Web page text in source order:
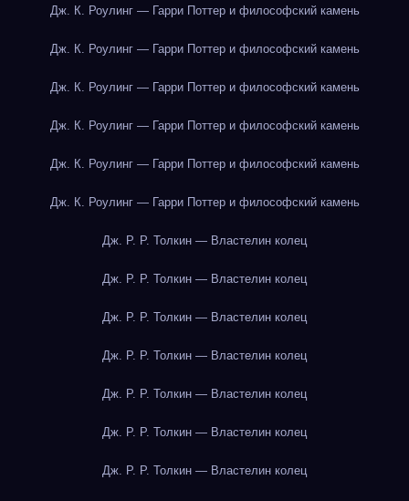
Дж. К. Роулинг — Гарри Поттер и философский камень
Дж. К. Роулинг — Гарри Поттер и философский камень
Дж. К. Роулинг — Гарри Поттер и философский камень
Дж. К. Роулинг — Гарри Поттер и философский камень
Дж. К. Роулинг — Гарри Поттер и философский камень
Дж. К. Роулинг — Гарри Поттер и философский камень
Дж. Р. Р. Толкин — Властелин колец
Дж. Р. Р. Толкин — Властелин колец
Дж. Р. Р. Толкин — Властелин колец
Дж. Р. Р. Толкин — Властелин колец
Дж. Р. Р. Толкин — Властелин колец
Дж. Р. Р. Толкин — Властелин колец
Дж. Р. Р. Толкин — Властелин колец